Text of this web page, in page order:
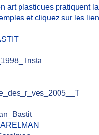
art plastiques pratiquent
et cliquez sur les